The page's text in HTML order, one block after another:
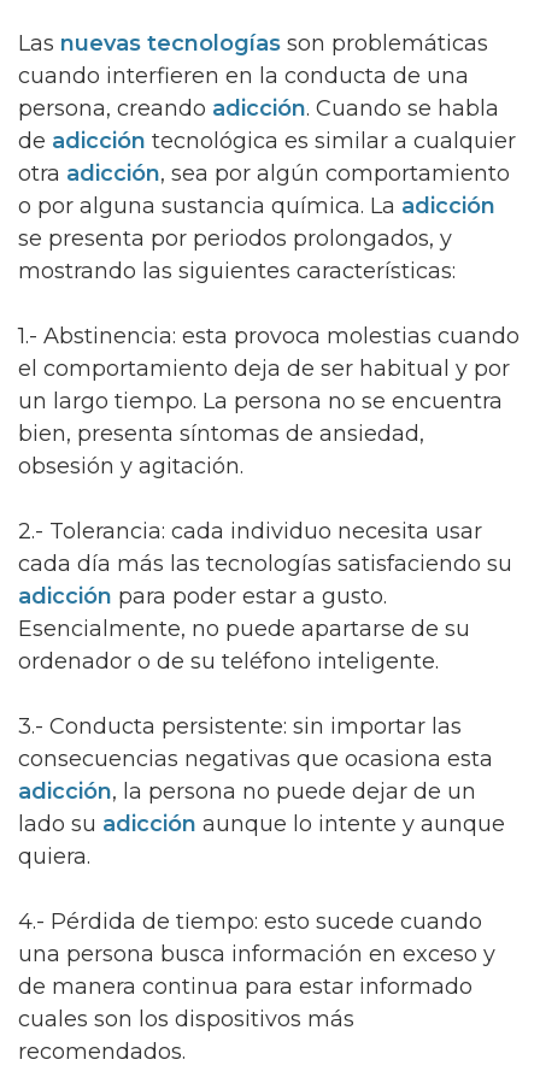
Las nuevas tecnologías son problemáticas
cuando interfieren en la conducta de una
persona, creando adicción. Cuando se habla
de adicción tecnológica es similar a cualquier
otra adicción, sea por algún comportamiento
o por alguna sustancia química. La adicción
se presenta por periodos prolongados, y
mostrando las siguientes características:
1.- Abstinencia: esta provoca molestias cuando
el comportamiento deja de ser habitual y por
un largo tiempo. La persona no se encuentra
bien, presenta síntomas de ansiedad,
obsesión y agitación.
2.- Tolerancia: cada individuo necesita usar
cada día más las tecnologías satisfaciendo su
adicción para poder estar a gusto.
Esencialmente, no puede apartarse de su
ordenador o de su teléfono inteligente.
3.- Conducta persistente: sin importar las
consecuencias negativas que ocasiona esta
adicción, la persona no puede dejar de un
lado su adicción aunque lo intente y aunque
quiera.
4.- Pérdida de tiempo: esto sucede cuando
una persona busca información en exceso y
de manera continua para estar informado
cuales son los dispositivos más
recomendados.